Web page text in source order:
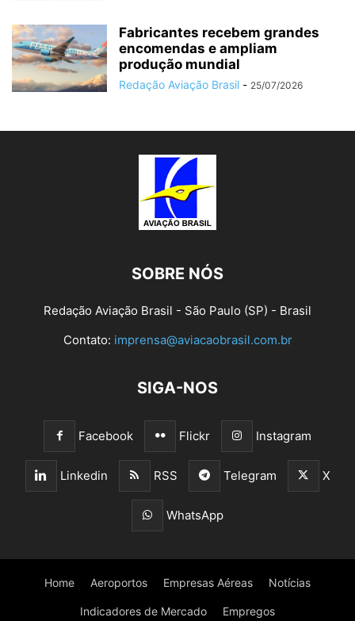
Fabricantes recebem grandes
encomendas e ampliam
produção mundial
Redação Aviação Brasil - 25/07/2026
SOBRE NÓS
Redação Aviação Brasil - São Paulo (SP) - Brasil
Contato: imprensa@aviacaobrasil.com.br
SIGA-NOS
Facebook Flickr Instagram
Linkedin RSS Telegram X
WhatsApp
Home Aeroportos Empresas Aéreas Notícias
Indicadores de Mercado Empregos